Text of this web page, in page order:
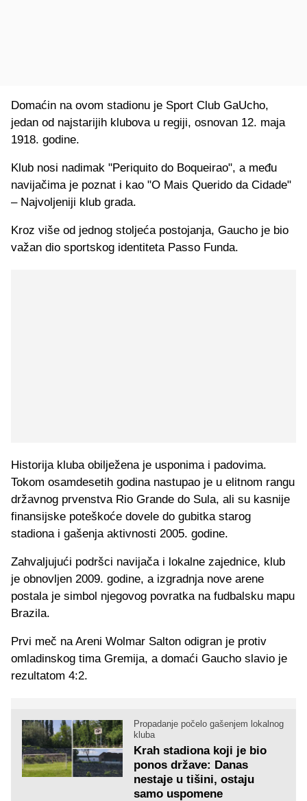
Domaćin na ovom stadionu je Sport Club GaUcho,
jedan od najstarijih klubova u regiji, osnovan 12. maja
1918. godine.
Klub nosi nadimak "Periquito do Boqueirao", a među
navijačima je poznat i kao "O Mais Querido da Cidade"
– Najvoljeniji klub grada.
Kroz više od jednog stoljeća postojanja, Gaucho je bio
važan dio sportskog identiteta Passo Funda.
Historija kluba obilježena je usponima i padovima.
Tokom osamdesetih godina nastupao je u elitnom rangu
državnog prvenstva Rio Grande do Sula, ali su kasnije
finansijske poteškoće dovele do gubitka starog
stadiona i gašenja aktivnosti 2005. godine.
Zahvaljujući podršci navijača i lokalne zajednice, klub
je obnovljen 2009. godine, a izgradnja nove arene
postala je simbol njegovog povratka na fudbalsku mapu
Brazila.
Prvi meč na Areni Wolmar Salton odigran je protiv
omladinskog tima Gremija, a domaći Gaucho slavio je
rezultatom 4:2.
Propadanje počelo gašenjem lokalnog
kluba
Krah stadiona koji je bio
ponos države: Danas
nestaje u tišini, ostaju
samo uspomene